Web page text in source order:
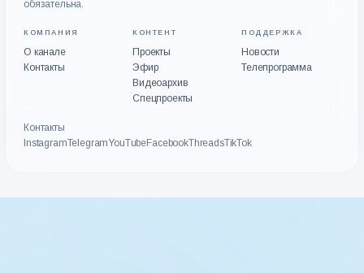
обязательна.
КОМПАНИЯ
О канале
Контакты
КОНТЕНТ
Проекты
Эфир
Видеоархив
Спецпроекты
ПОДДЕРЖКА
Новости
Телепрограмма
Контакты
InstagramTelegramYouTubeFacebookThreadsTikTok